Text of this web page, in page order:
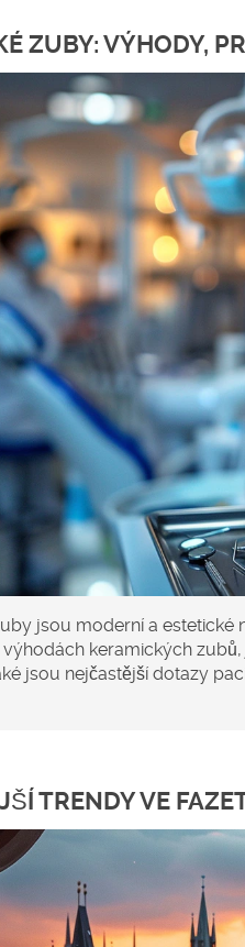
ZUBY: VÝHODY,
jsou moderní a
keramických
jsou nejčastější dotazy
TRENDY VE